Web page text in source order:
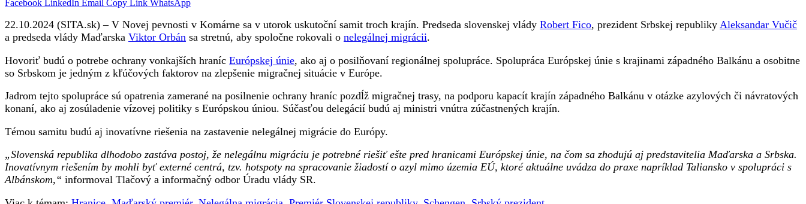
Facebook LinkedIn Email Copy Link WhatsApp
22.10.2024 (SITA.sk) – V Novej pevnosti v Komárne sa v utorok uskutoční samit troch krajín. Predseda slovenskej vlády Robert Fico, prezident Srbskej republiky Aleksandar Vučič
a predseda vlády Maďarska Viktor Orbán sa stretnú, aby spoločne rokovali o nelegálnej migrácii.
Hovoriť budú o potrebe ochrany vonkajších hraníc Európskej únie, ako aj o posilňovaní regionálnej spolupráce. Spolupráca Európskej únie s krajinami západného Balkánu a osobitne
so Srbskom je jedným z kľúčových faktorov na zlepšenie migračnej situácie v Európe.
Jadrom tejto spolupráce sú opatrenia zamerané na posilnenie ochrany hraníc pozdĺž migračnej trasy, na podporu kapacít krajín západného Balkánu v otázke azylových či návratových
konaní, ako aj zosúladenie vízovej politiky s Európskou úniou. Súčasťou delegácií budú aj ministri vnútra zúčastnených krajín.
Témou samitu budú aj inovatívne riešenia na zastavenie nelegálnej migrácie do Európy.
„Slovenská republika dlhodobo zastáva postoj, že nelegálnu migráciu je potrebné riešiť ešte pred hranicami Európskej únie, na čom sa zhodujú aj predstavitelia Maďarska a Srbska.
Inovatívnym riešením by mohli byť externé centrá, tzv. hotspoty na spracovanie žiadostí o azyl mimo územia EÚ, ktoré aktuálne uvádza do praxe napríklad Taliansko v spolupráci s
Albánskom,“ informoval Tlačový a informačný odbor Úradu vlády SR.